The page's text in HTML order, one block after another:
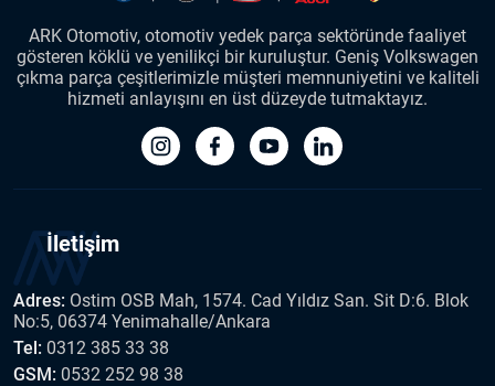
ARK Otomotiv, otomotiv yedek parça sektöründe faaliyet
gösteren köklü ve yenilikçi bir kuruluştur. Geniş Volkswagen
çıkma parça çeşitlerimizle müşteri memnuniyetini ve kaliteli
hizmeti anlayışını en üst düzeyde tutmaktayız.
İletişim
Adres: Ostim OSB Mah, 1574. Cad Yıldız San. Sit D:6. Blok
No:5, 06374 Yenimahalle/Ankara
Tel: 0312 385 33 38
GSM: 0532 252 98 38